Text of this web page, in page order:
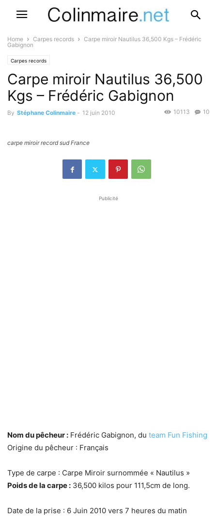
Home Carpes records
Carpe miroir Nautilus 36,500 Kgs – Frédéric
Gabignon
Carpes records
Carpe miroir Nautilus 36,500
Kgs – Frédéric Gabignon
By Stéphane Colinmaire - 12 juin 2010 10
10113
carpe miroir record sud France
Publicité
Nom du pêcheur : Frédéric Gabignon, du team Fun Fishing
Origine du pêcheur : Français
Type de carpe : Carpe Miroir surnommée « Nautilus »
Poids de la carpe : 36,500 kilos pour 111,5cm de long.
Date de la prise : 6 Juin 2010 vers 7 heures du matin